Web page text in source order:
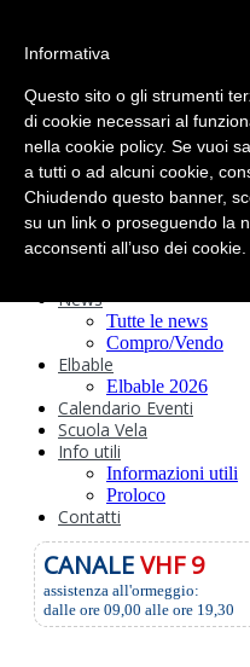
Regolamenti
Storia
Ormeggi
Sede e Servizi
Attività
Safeguarding
News
Tutte le news
Compro/Vendo
Elbable
Elbable 2026
Calendario Eventi
Scuola Vela
Info utili
Informazioni utili
Proloco
Contatti
CANALEVHF 9
assistenza all'ormeggio:
dalle ore 09,00 alle ore 19,30
Informativa
Questo sito o gli strumenti
di cookie necessari al
nella cookie policy. Se vuoi
a tutti o ad alcuni cookie,
Chiudendo questo banner,
su un link o proseguendo la
acconsenti all’uso dei cookie.